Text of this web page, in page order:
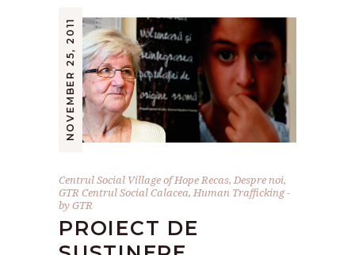
NOVEMBER 25, 2011
Centrul Social Village of Hope Recas, Despre noi,
GTR Centrul Social Calacea, Human Trafficking
byGTR
PROIECT DE